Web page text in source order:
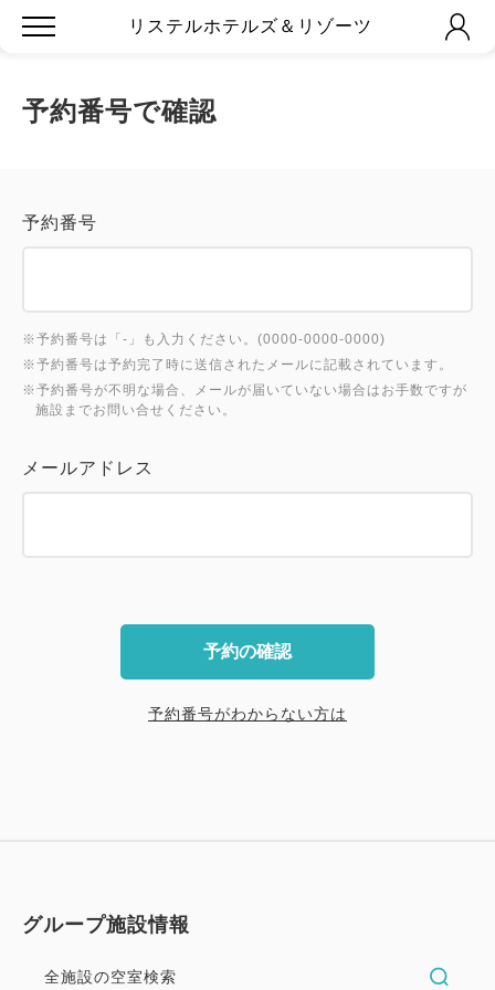
リステルホテルズ＆リゾーツ
予約番号で確認
予約番号
※予約番号は「-」も入力ください。(0000-0000-0000)
※予約番号は予約完了時に送信されたメールに記載されています。
※予約番号が不明な場合、メールが届いていない場合はお手数ですが
施設までお問い合せください。
メールアドレス
予約の確認
予約番号がわからない方は
グループ施設情報
全施設の空室検索